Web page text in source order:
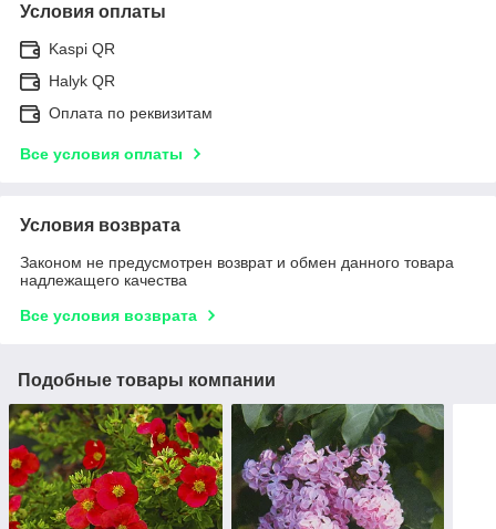
Условия оплаты
Kaspi QR
Halyk QR
Оплата по реквизитам
Все условия оплаты
Условия возврата
Законом не предусмотрен возврат и обмен данного товара
надлежащего качества
Все условия возврата
Подобные товары компании